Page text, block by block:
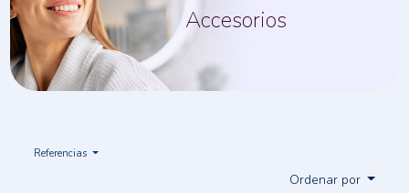
Accesorios
Referencias
Ordenar por